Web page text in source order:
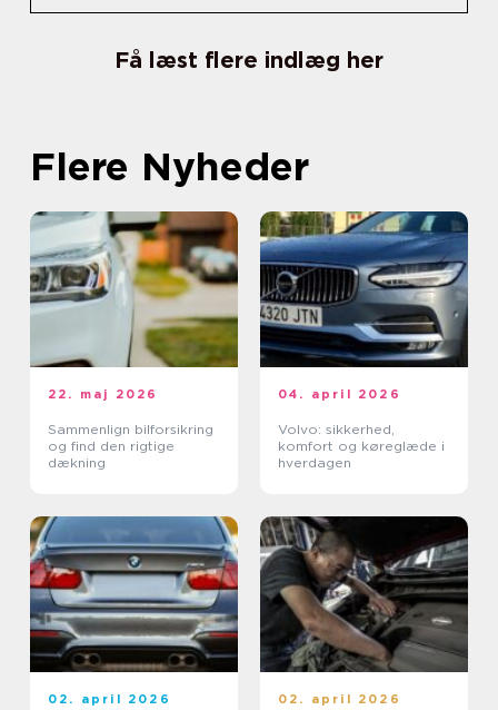
Få læst flere indlæg her
Flere Nyheder
22. maj 2026
Sammenlign bilforsikring
og find den rigtige
dækning
04. april 2026
Volvo: sikkerhed,
komfort og køreglæde i
hverdagen
02. april 2026 02. april 2026